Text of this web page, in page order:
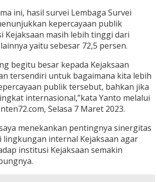
ini, hasil survei Lembaga Survei
kepercayaan publik
Kejaksaan masih lebih tinggi dari
yaitu sebesar 72,5 persen.
begitu besar kepada Kejaksaan
tersendiri untuk bagaimana kita lebih
publik tersebut, bahkan jika
internasional,”kata Yanto melalui
Selasa 7 Maret 2023.
menekankan pentingnya sinergitas
lingkungan internal Kejaksaan agar
institusi Kejaksaan semakin